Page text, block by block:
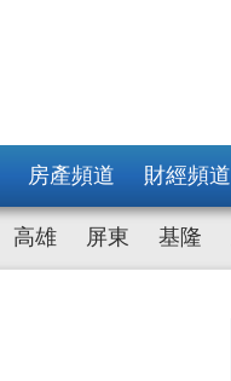
房產頻道 財經頻道
高雄 屏東 基隆